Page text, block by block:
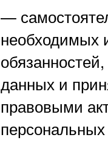
—
необходимых
данных и
правовыми